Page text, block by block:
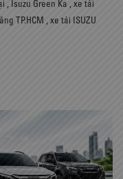
, Isuzu Green Ka ,xe tải
TP.HCM ,xe tải ISUZU